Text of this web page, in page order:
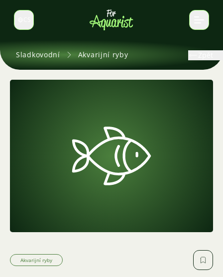
Select language
Sladkovodní Akvarijní ryby
Akvarijní ryby